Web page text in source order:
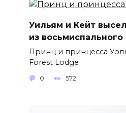
Уильям и Кейт
из восьмиспального
Принц и принцесса
Forest Lodge
0 572